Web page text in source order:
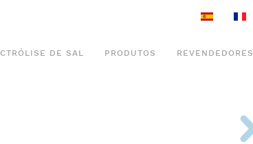
DE SAL PRODUTOS REVENDEDORES